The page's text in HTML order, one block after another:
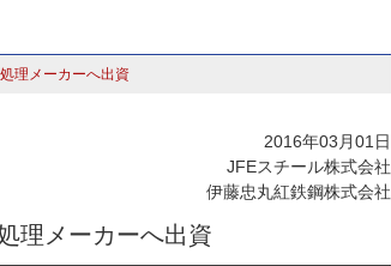
理メーカーへ出資
2016年03月01日
JFEスチール株式会社
伊藤忠丸紅鉄鋼株式会社
理メーカーへ出資